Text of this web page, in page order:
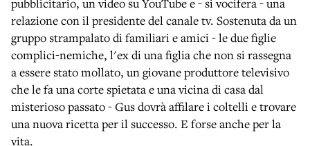
pubblicitario, un video su YouTube e - si vocifera - una
relazione con il presidente del canale tv. Sostenuta da un
gruppo strampalato di familiari e amici - le due figlie
complici-nemiche, l'ex di una figlia che non si rassegna
a essere stato mollato, un giovane produttore televisivo
che le fa una corte spietata e una vicina di casa dal
misterioso passato - Gus dovrà affilare i coltelli e trovare
una nuova ricetta per il successo. E forse anche per la
vita.